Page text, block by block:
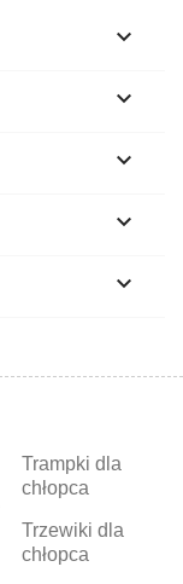





Trampki dla
chłopca
Trzewiki dla
chłopca